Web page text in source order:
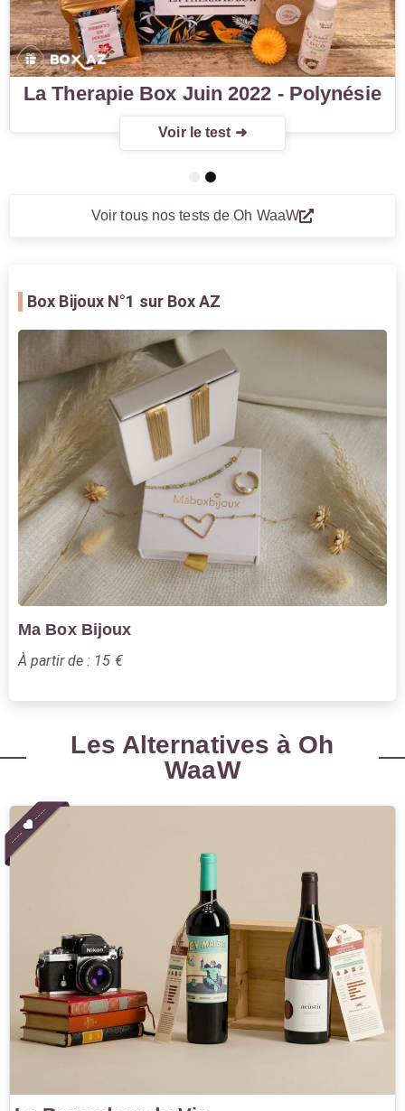
La Therapie Box Juin 2022 - Polynésie
Voir le test ➜
Voir tous nos tests de Oh WaaW
Box Bijoux N°1 sur Box AZ
Ma Box Bijoux
À partir de : 15 €
Les Alternatives à Oh
WaaW